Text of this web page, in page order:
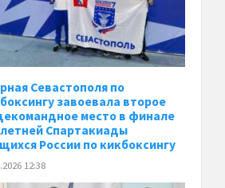
Севастополя по
завоевала второе
место в финале
Спартакиады
России по кикбоксингу
12:38